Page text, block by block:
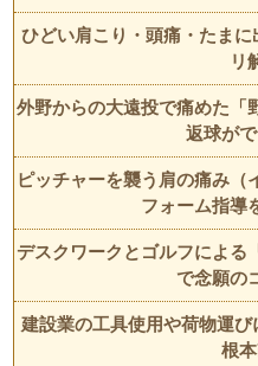
ひどい肩こり・頭痛・たま
リ
外野からの大遠投で痛めた
返球が
ピッチャーを襲う肩の痛み（
フォーム指導
デスクワークとゴルフによる
で念願の
建設業の工具使用や荷物運
根本